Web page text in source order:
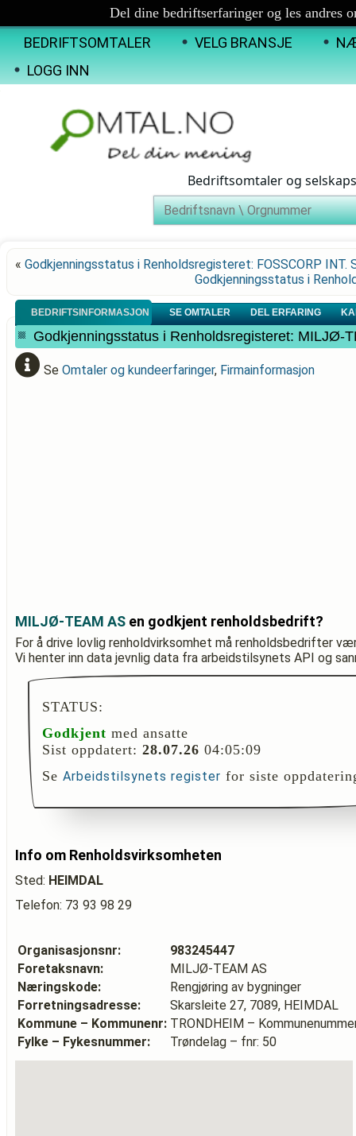
Del dine bedriftserfaringer og les andres
BEDRIFTSOMTALER VELG BRANSJE
LOGG INN
Bedriftsomtaler og
« Godkjenningsstatus i Renholdsregisteret: FOSSCORP INT.
Godkjenningsstatus i
BEDRIFTSINFORMASJON SE OMTALER DEL ERFARING
Godkjenningsstatus i Renholdsregisteret: MILJØ-
Se Omtaler og kundeerfaringer, Firmainformasjon
MILJØ-TEAM AS en godkjent renholdsbedrift?
For å drive lovlig renholdvirksomhet må renholdsbedrifter
Vi henter inn data jevnlig data fra arbeidstilsynets API og
STATUS:
Godkjent med ansatte
Sist oppdatert: 28.07.26 04:05:09
Se Arbeidstilsynets register for siste
Info om Renholdsvirksomheten
Sted: HEIMDAL
Telefon: 73 93 98 29
Organisasjonsnr:
983245447
Foretaksnavn:
MILJØ-TEAM AS
Næringskode:
Rengjøring av bygninger
Forretningsadresse:
Skarsleite 27, 7089, HEIMDAL
Kommune – Kommunenr: TRONDHEIM –
Fylke – Fykesnummer:
Trøndelag – fnr: 50